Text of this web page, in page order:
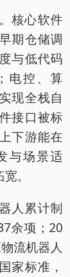
核心软件
期仓储调
与低代码
电控、算
现全栈自
接口被标
下游能在
与场景适
。
人累计制
余项；20
流机器人
家标准，